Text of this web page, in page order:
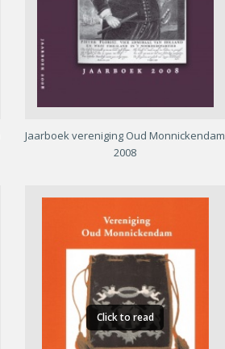
Jaarboek vereniging Oud Monnickendam
2008
Click to read